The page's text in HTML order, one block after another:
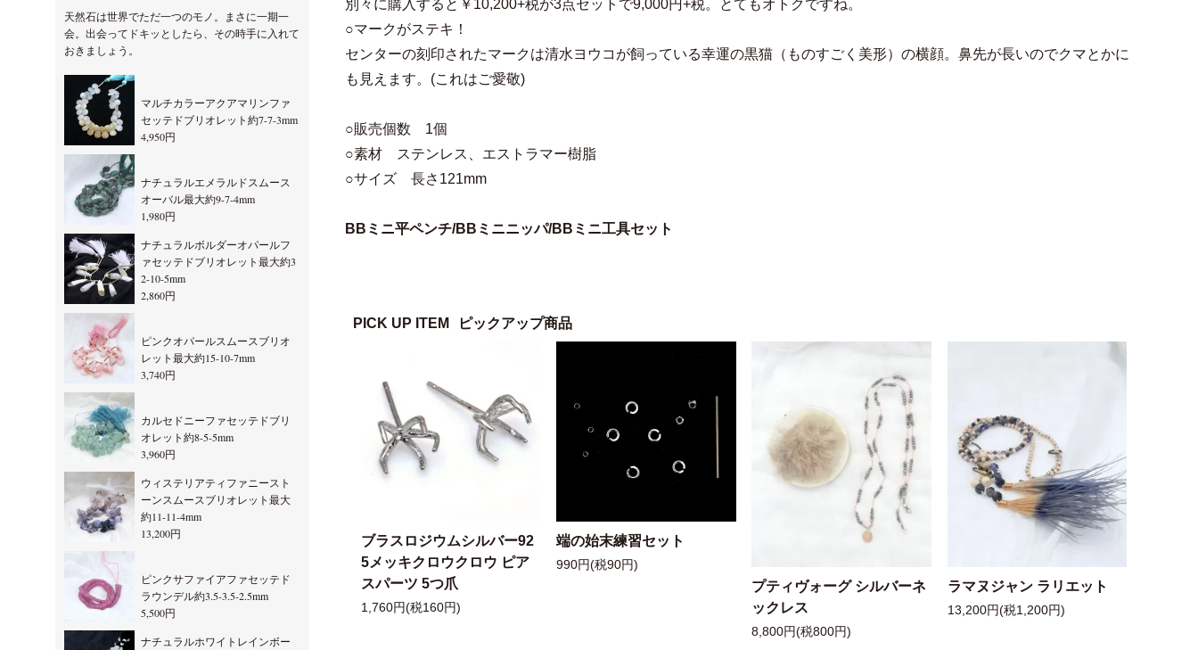
別々に購入すると￥10,200+税が3点セットで9,000円+税。とてもオトクですね。
○マークがステキ！
センターの刻印されたマークは清水ヨウコが飼っている幸運の黒猫（ものすごく美形）の横顔。鼻先が長いのでクマとかに
も見えます。(これはご愛敬)
○販売個数 1個
○素材 ステンレス、エストラマー樹脂
○サイズ 長さ121mm
BBミニ平ペンチ/BBミニニッパ/BBミニ工具セット
PICK UP ITEM ピックアップ商品
ブラスロジウムシルバー92
5メッキクロウクロウ ピア
スパーツ 5つ爪
1,760円(税160円)
端の始末練習セット
990円(税90円)
プティヴォーグ シルバーネ
ックレス
8,800円(税800円)
ラマヌジャン ラリエット
13,200円(税1,200円)
天然石は世界でただ一つのモノ。まさに一期一
会。出会ってドキッとしたら、その時手に入れて
おきましょう。
マルチカラーアクアマリンファ
セッテドブリオレット約7-7-3mm
4,950円
ナチュラルエメラルドスムース
オーバル最大約9-7-4mm
1,980円
ナチュラルボルダーオパールフ
ァセッテドブリオレット最大約3
2-10-5mm
2,860円
ピンクオパールスムースブリオ
レット最大約15-10-7mm
3,740円
カルセドニーファセッテドブリ
オレット約8-5-5mm
3,960円
ウィステリアティファニースト
ーンスムースブリオレット最大
約11-11-4mm
13,200円
ピンクサファイアファセッテド
ラウンデル約3.5-3.5-2.5mm
5,500円
ナチュラルホワイトレインボー